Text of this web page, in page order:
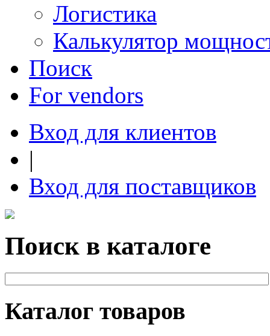
Логистика
Калькулятор
Поиск
For vendors
Вход для клиентов
|
Вход для поставщиков
Поиск в каталоге
Каталог товаров